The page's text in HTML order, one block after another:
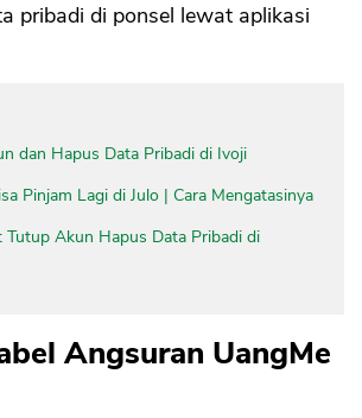
pribadi di ponsel lewat aplikasi
dan Hapus Data Pribadi di Ivoji
Pinjam Lagi di Julo | Cara Mengatasinya
Tutup Akun Hapus Data Pribadi di
Angsuran UangMe